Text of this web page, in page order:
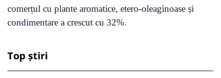
comerțul cu plante aromatice, etero-oleaginoase și
condimentare a crescut cu 32%.
Top știri